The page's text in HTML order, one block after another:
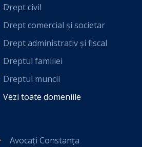
Drept civil
Drept comercial și societar
Drept administrativ și fiscal
Dreptul familiei
Dreptul muncii
Vezi toate domeniile
Avocați Constanța